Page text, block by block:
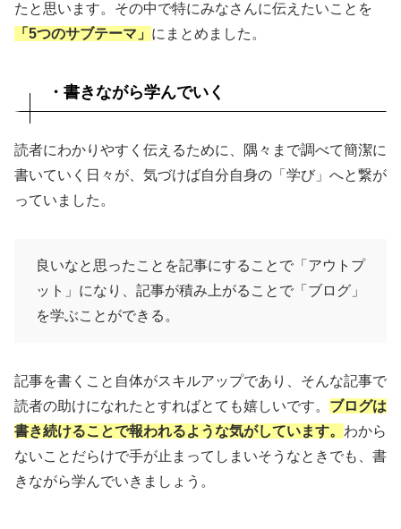
たと思います。その中で特にみなさんに伝えたいことを
「5つのサブテーマ」 にまとめました。
・書きながら学んでいく
読者にわかりやすく伝えるために、隅々まで調べて簡潔に
書いていく日々が、気づけば自分自身の「学び」へと繋が
っていました。
良いなと思ったことを記事にすることで「アウトプ
ット」になり、記事が積み上がることで「ブログ」
を学ぶことができる。
記事を書くこと自体がスキルアップであり、そんな記事で
読者の助けになれたとすればとても嬉しいです。 ブログは
書き続けることで報われるような気がしています。 わから
ないことだらけで手が止まってしまいそうなときでも、書
きながら学んでいきましょう。